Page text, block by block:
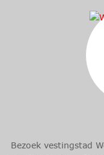
Bezoek vestingstad